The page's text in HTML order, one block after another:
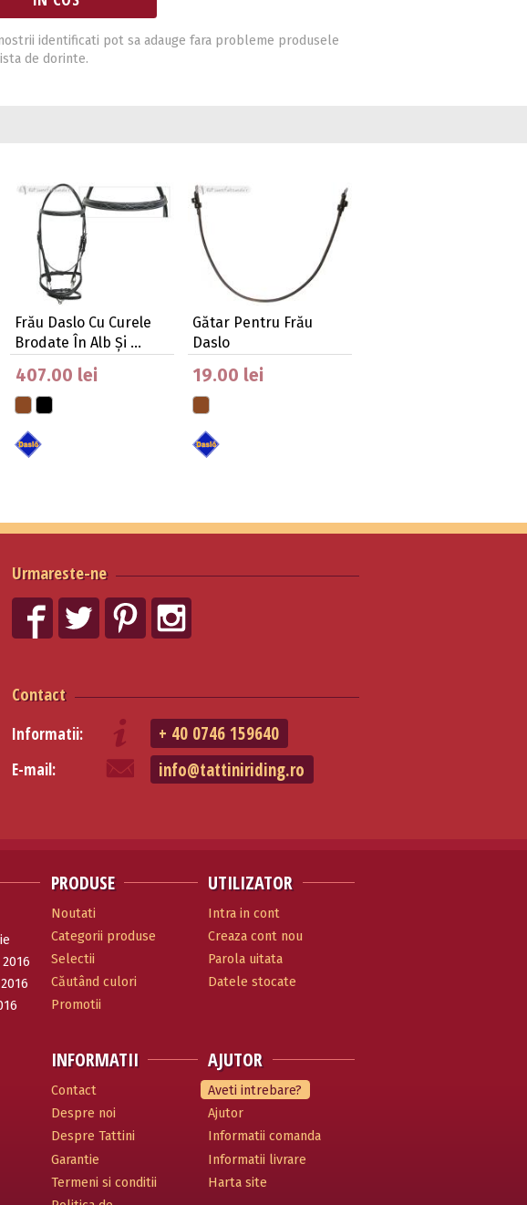
identificati pot sa adauge fara probleme produsele
de dorinte.
Frău Daslo Cu Curele
Brodate În Alb Și …
407.00 lei
Gătar Pentru Frău
Daslo
19.00 lei
Urmareste-ne
Contact
Informatii: + 40 0746 159640
E-mail: info@tattiniriding.ro
PRODUSE
Noutati
Categorii produse
Selectii
Căutând culori
Promotii
INFORMATII
Contact
Despre noi
Despre Tattini
Garantie
Termeni si conditii
UTILIZATOR
Intra in cont
Creaza cont nou
Parola uitata
Datele stocate
AJUTOR
Aveti intrebare?
Ajutor
Informatii comanda
Informatii livrare
Harta site